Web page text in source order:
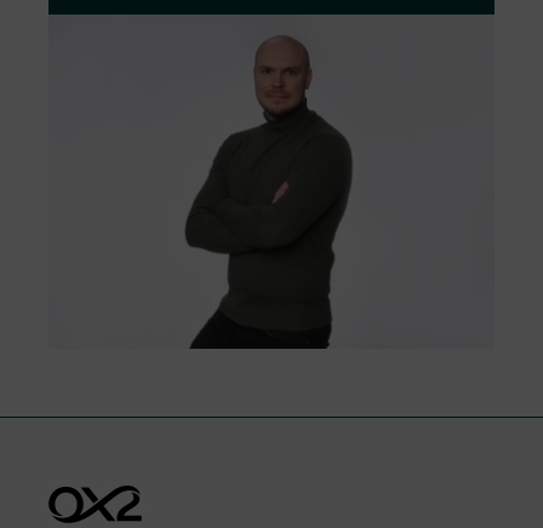
nemulțumirii făcute către sau despre OX2,
legate de dezvoltarea proiectului,
construcția, operarea, sau a unui membru
Oricine are dreptul de a depune o
reclamație și vom oferi tot suportul pentru
ca toate reclamațiile pe care le primim sa
fie tratate cu respect, obiectiv și eficiență.
Accesați formularul